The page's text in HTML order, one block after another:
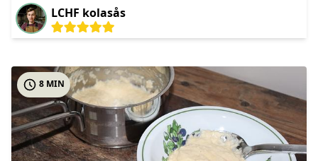
LCHF kolasås
8 MIN